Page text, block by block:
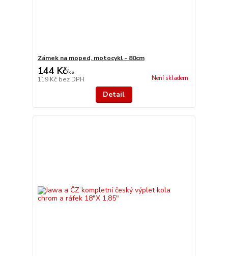
Zámek na moped, motocykl - 80cm
144 Kč/ks
119 Kč bez DPH Není skladem
Detail